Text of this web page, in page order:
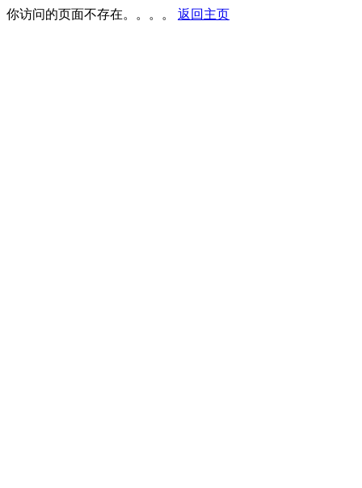
你访问的页面不存在。。。。 返回主页